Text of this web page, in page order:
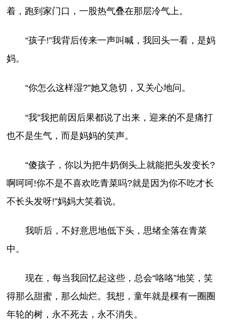
着，跑到家门口，一股热气叠在那层冷气上。
“孩子!”我背后传来一声叫喊，我回头一看，是妈
妈。
“你怎么这样湿?”她又急切，又关心地问。
“我”我把前因后果都说了出来，迎来的不是痛打
也不是生气，而是妈妈的笑声。
“傻孩子，你以为把牛奶倒头上就能把头发变长?
啊呵呵!你不是不喜欢吃青菜吗?就是因为你不吃才长
不长头发呀!”妈妈大笑着说。
我听后，不好意思地低下头，思绪全落在青菜
中。
现在，每当我回忆起这些，总会“咯咯”地笑，笑
得那么甜蜜，那么灿烂。我想，童年就是棵有一圈圈
年轮的树，永不死去，永不消失。